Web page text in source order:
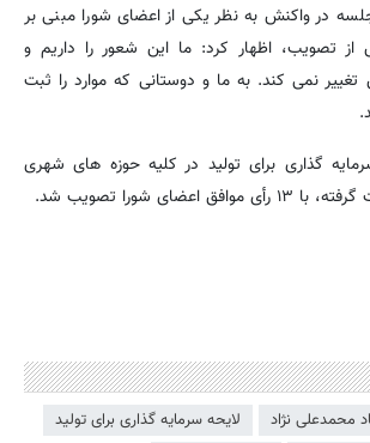
در واکنش به نظر یکی از اعضای شورا مبنی بر
از تصویب، اظهار کرد: ما این شعور را داریم و
تغییر نمی کند. به ما و دوستانی که موارد را ثبت
گذاری برای تولید در کلیه حوزه های شهری
شورا تصویب شد.
محمدعلی نژاد
لایحه سرمایه گذاری برای تولید